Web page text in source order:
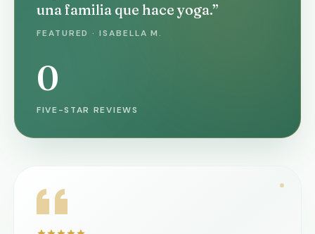
una familia que hace yoga.”
FEATURED · ISABELLA M.
0
FIVE-STAR REVIEWS